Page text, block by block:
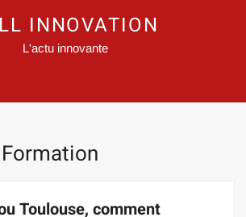
INNOVATION
L'actu innovante
Formation
Toulouse, comment